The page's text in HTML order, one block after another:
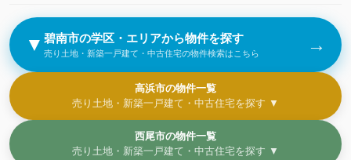
▼ 碧南市の学区・エリアから物件を探す
売り土地・新築一戸建て・中古住宅の物件検索はこちら →
高浜市の物件一覧
売り土地・新築一戸建て・中古住宅を探す ▼
西尾市の物件一覧
売り土地・新築一戸建て・中古住宅を探す ▼